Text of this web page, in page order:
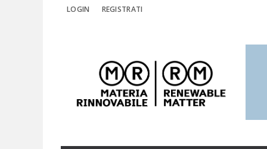
LOGIN REGISTRATI